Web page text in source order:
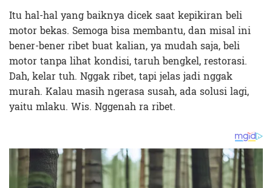
Itu hal-hal yang baiknya dicek saat kepikiran beli
motor bekas. Semoga bisa membantu, dan misal ini
bener-bener ribet buat kalian, ya mudah saja, beli
motor tanpa lihat kondisi, taruh bengkel, restorasi.
Dah, kelar tuh. Nggak ribet, tapi jelas jadi nggak
murah. Kalau masih ngerasa susah, ada solusi lagi,
yaitu mlaku. Wis. Nggenah ra ribet.